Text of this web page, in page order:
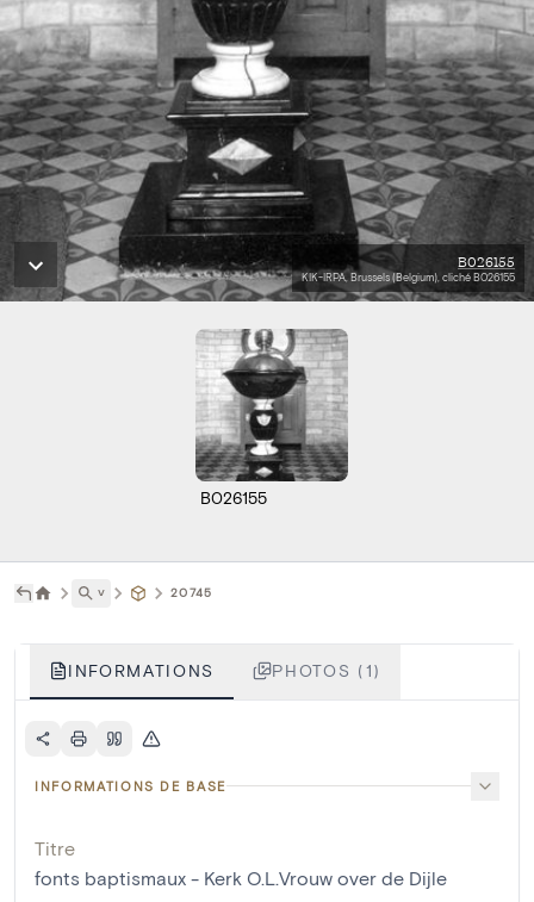
B026155
KIK-IRPA, Brussels (Belgium), cliché B026155
B026155
˅ 20745
INFORMATIONS PHOTOS (1)
INFORMATIONS DE BASE
Titre
fonts baptismaux - Kerk O.L.Vrouw over de Dijle